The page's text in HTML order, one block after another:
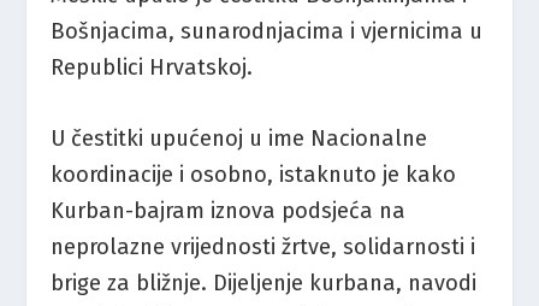
Bošnjacima, sunarodnjacima i vjernicima u
Republici Hrvatskoj.
U čestitki upućenoj u ime Nacionalne
koordinacije i osobno, istaknuto je kako
Kurban-bajram iznova podsjeća na
neprolazne vrijednosti žrtve, solidarnosti i
brige za bližnje. Dijeljenje kurbana, navodi